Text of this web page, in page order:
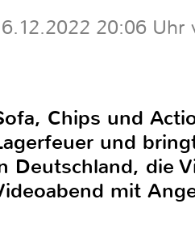
20:06 Uhr
Chips und
und
Deutschland, die
mit